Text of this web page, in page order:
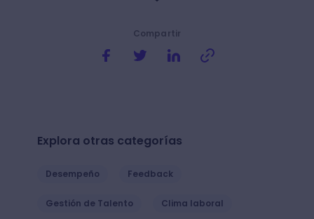
Compartir
Explora otras categorías
Desempeño Feedback
Gestión de Talento Clima laboral